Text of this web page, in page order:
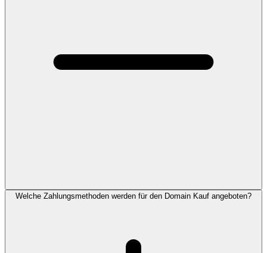
Welche Zahlungsmethoden werden für den Domain Kauf angeboten?